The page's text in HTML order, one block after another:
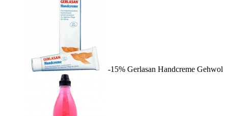
-15% Gerlasan Handcreme Gehwol